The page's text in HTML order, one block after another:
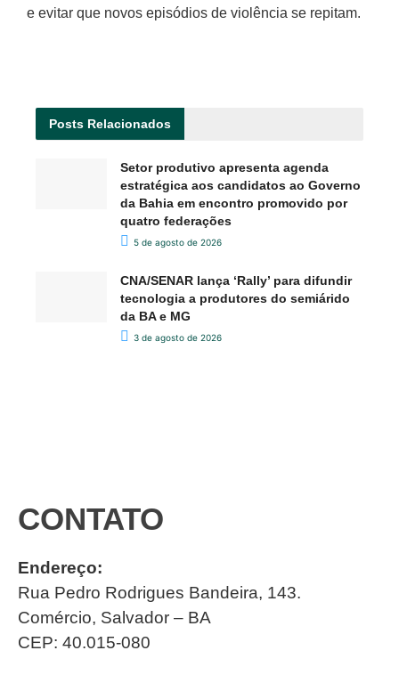
e evitar que novos episódios de violência se repitam.
Posts Relacionados
Setor produtivo apresenta agenda
estratégica aos candidatos ao Governo
da Bahia em encontro promovido por
quatro federações
5 de agosto de 2026
CNA/SENAR lança ‘Rally’ para difundir
tecnologia a produtores do semiárido
da BA e MG
3 de agosto de 2026
CONTATO
Endereço:
Rua Pedro Rodrigues Bandeira, 143.
Comércio, Salvador – BA
CEP: 40.015-080